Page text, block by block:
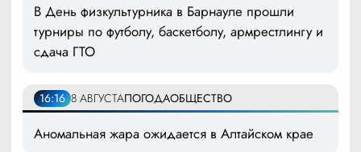
В День физкультурника в Барнауле прошли
турниры по футболу, баскетболу, армрестлингу и
сдача ГТО
16:16 8 АВГУСТАПОГОДАОБЩЕСТВО
Аномальная жара ожидается в Алтайском крае